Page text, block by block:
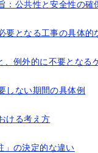
：公共性と安全性の確
要となる工事の具体的
、例外的に不要となる
しない期間の具体例
ける考え方
」の決定的な違い